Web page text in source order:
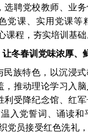
选聘党校教师、业
党课、实用党课等
课程，夯实培训基础
冬春训党味浓厚、
民族特色，以沉浸
推动理论学习入
利受降纪念馆、红
入党誓词、诵读
党员接受红色洗礼